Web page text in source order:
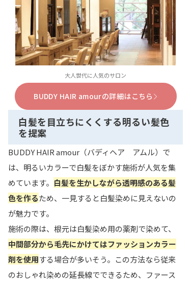
大人世代に人気のサロン
BUDDY HAIR amourの詳細はこちら
白髪を目立ちにくくする明るい髪色
を提案
BUDDY HAIR amour（バディヘア アムル）で
は、明るいカラーで白髪をぼかす施術が人気を集
めています。 白髪を生かしながら透明感のある髪
色を作るため、一見すると白髪染めに見えないの
が魅力です。
施術の際は、根元は白髪染め用の薬剤で染めて、
中間部分から毛先にかけてはファッションカラー
剤を使用する場合が多いそう。この方法なら従来
のおしゃれ染めの延長線でできるため、ファース